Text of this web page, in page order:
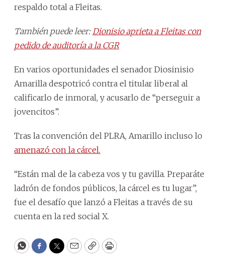
respaldo total a Fleitas.
También puede leer: Dionisio aprieta a Fleitas con
pedido de auditoría a la CGR
En varios oportunidades el senador Diosinisio
Amarilla despotricó contra el titular liberal al
calificarlo de inmoral, y acusarlo de “perseguir a
jovencitos”.
Tras la convención del PLRA, Amarillo incluso lo
amenazó con la cárcel.
“Están mal de la cabeza vos y tu gavilla. Preparáte
ladrón de fondos públicos, la cárcel es tu lugar”,
fue el desafío que lanzó a Fleitas a través de su
cuenta en la red social X.
WhatsApp
Facebook
Twitter
EmailCopyPrint